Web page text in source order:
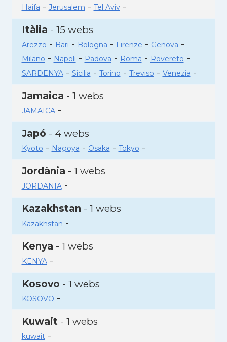
Haifa - Jerusalem - Tel Aviv-
Itàlia - 15 webs
Arezzo - Bari - Bologna - Firenze - Genova -
Milano - Napoli - Padova - Roma - Rovereto -
SARDENYA- Sicilia - Torino - Treviso - Venezia -
Jamaica - 1 webs
JAMAICA-
Japó - 4 webs
Kyoto - Nagoya - Osaka - Tokyo -
Jordània - 1 webs
JORDANIA-
Kazakhstan - 1 webs
Kazakhstan -
Kenya - 1 webs
KENYA-
Kosovo - 1 webs
KOSOVO -
Kuwait - 1 webs
kuwait-